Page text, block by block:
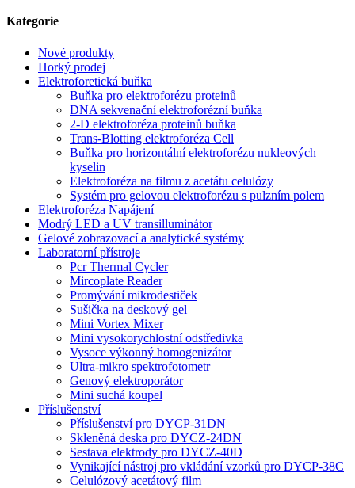
Kategorie
Nové produkty
Horký prodej
Elektroforetická buňka
Buňka pro elektroforézu proteinů
DNA sekvenační elektroforézní buňka
2-D elektroforéza proteinů buňka
Trans-Blotting elektroforéza Cell
Buňka pro horizontální elektroforézu nukleových
kyselin
Elektroforéza na filmu z acetátu celulózy
Systém pro gelovou elektroforézu s pulzním polem
Elektroforéza Napájení
Modrý LED a UV transilluminátor
Gelové zobrazovací a analytické systémy
Laboratorní přístroje
Pcr Thermal Cycler
Mircoplate Reader
Promývání mikrodestiček
Sušička na deskový gel
Mini Vortex Mixer
Mini vysokorychlostní odstředivka
Vysoce výkonný homogenizátor
Ultra-mikro spektrofotometr
Genový elektroporátor
Mini suchá koupel
Příslušenství
Příslušenství pro DYCP-31DN
Skleněná deska pro DYCZ-24DN
Sestava elektrody pro DYCZ-40D
Vynikající nástroj pro vkládání vzorků pro DYCP-38C
Celulózový acetátový film